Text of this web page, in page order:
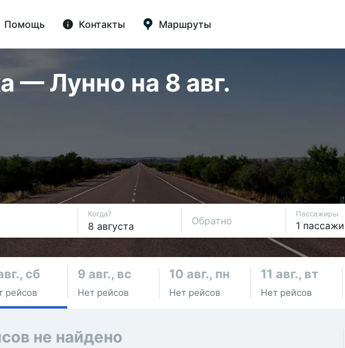
Помощь Контакты Маршруты
— Лунно на 8 авг.
Когда?
Обратно
Пассажиры
сб
рейсов
9 авг., вс
Нет рейсов
10 авг., пн
Нет рейсов
11 авг., вт
Нет рейсов
не найдено